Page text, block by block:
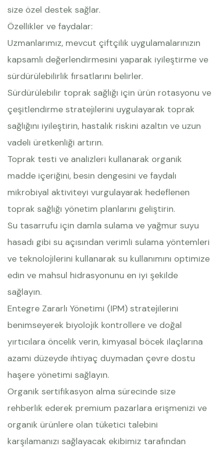
size özel destek sağlar.
Özellikler ve faydalar:
Uzmanlarımız, mevcut çiftçilik uygulamalarınızın
kapsamlı değerlendirmesini yaparak iyileştirme ve
sürdürülebilirlik fırsatlarını belirler.
Sürdürülebilir toprak sağlığı için ürün rotasyonu ve
çeşitlendirme stratejilerini uygulayarak toprak
sağlığını iyileştirin, hastalık riskini azaltın ve uzun
vadeli üretkenliği artırın.
Toprak testi ve analizleri kullanarak organik
madde içeriğini, besin dengesini ve faydalı
mikrobiyal aktiviteyi vurgulayarak hedeflenen
toprak sağlığı yönetim planlarını geliştirin.
Su tasarrufu için damla sulama ve yağmur suyu
hasadı gibi su açısından verimli sulama yöntemleri
ve teknolojilerini kullanarak su kullanımını optimize
edin ve mahsul hidrasyonunu en iyi şekilde
sağlayın.
Entegre Zararlı Yönetimi (IPM) stratejilerini
benimseyerek biyolojik kontrollere ve doğal
yırtıcılara öncelik verin, kimyasal böcek ilaçlarına
azami düzeyde ihtiyaç duymadan çevre dostu
haşere yönetimi sağlayın.
Organik sertifikasyon alma sürecinde size
rehberlik ederek premium pazarlara erişmenizi ve
organik ürünlere olan tüketici talebini
karşılamanızı sağlayacak ekibimiz tarafından